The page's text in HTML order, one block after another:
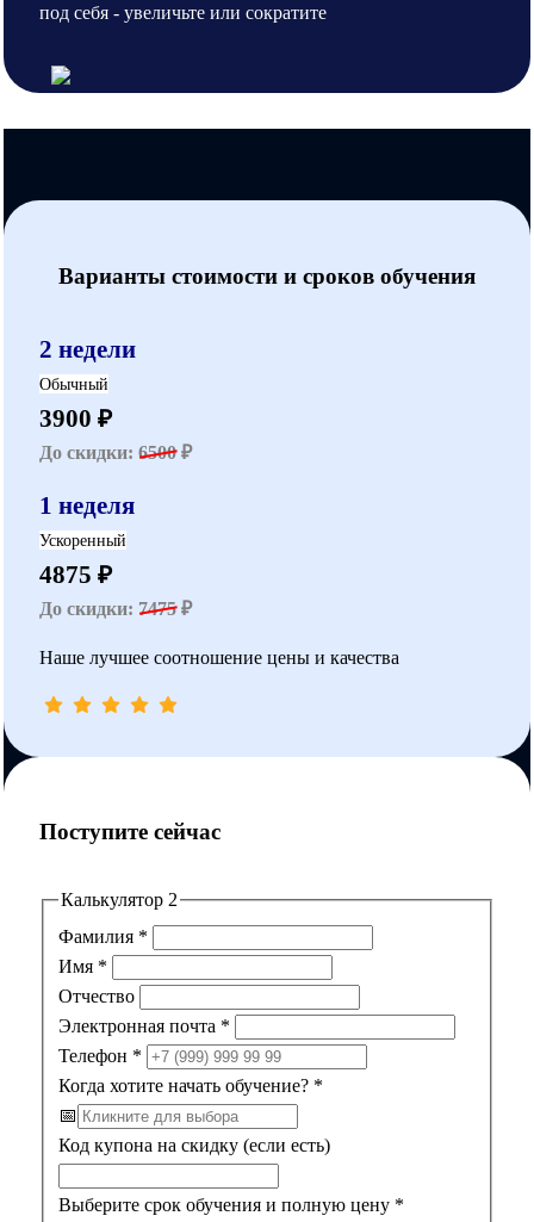
под себя - увеличьте или сократите
Варианты стоимости и сроков обучения
2 недели
Обычный
3900 ₽
До скидки: 6500₽
1 неделя
Ускоренный
4875 ₽
До скидки: 7475₽
Наше лучшее соотношение цены и качества
Поступите сейчас
Калькулятор 2
Фамилия *
Имя *
Отчество
Электронная почта *
Телефон *
Когда хотите начать обучение? *
📅
Код купона на скидку (если есть)
Выберите срок обучения и полную цену *